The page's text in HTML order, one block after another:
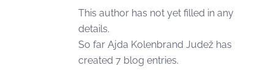
This author has not yet filled in any
details.
So far Ajda Kolenbrand Judež has
created 7 blog entries.